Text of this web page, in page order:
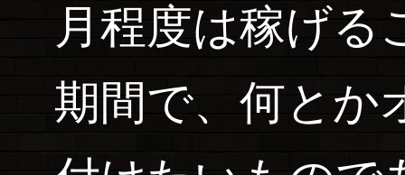
月程度は稼げる
期間で、何とか